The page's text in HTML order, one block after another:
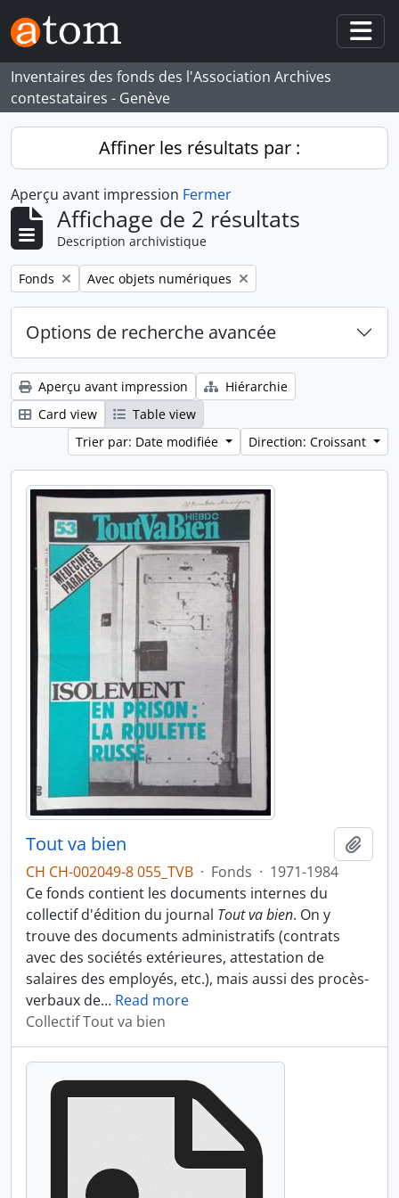
Skip to main content
Inventaires des fonds des l'Association Archives
contestataires - Genève
Affiner les résultats par :
Aperçu avant impression Fermer
Affichage de 2 résultats
Description archivistique
Remove filter:
Fonds Remove filter:
Avec objets numériques
Options de recherche avancée
Aperçu avant impression
Hiérarchie
Card view
Table view
Trier par: Date modifiée
Direction: Croissant
Tout va bien
CH CH-002049-8 055_TVB · Fonds · 1971-1984
Ce fonds contient les documents internes du
collectif d'édition du journal Tout va bien. On y
trouve des documents administratifs (contrats
avec des sociétés extérieures, attestation de
salaires des employés, etc.), mais aussi des procès-
verbaux de… Read more
Collectif Tout va bien